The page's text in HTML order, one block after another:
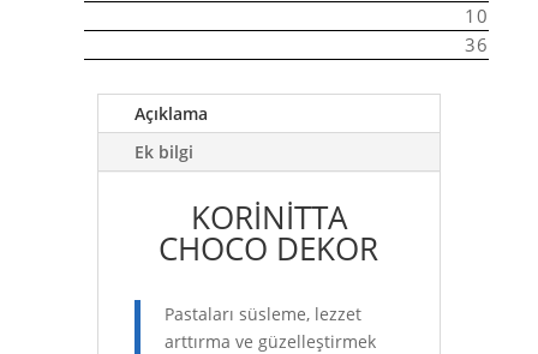
10
36
Açıklama
Ek bilgi
KORİNİTTA
CHOCO DEKOR
Pastaları süsleme, lezzet
arttırma ve güzelleştirmek